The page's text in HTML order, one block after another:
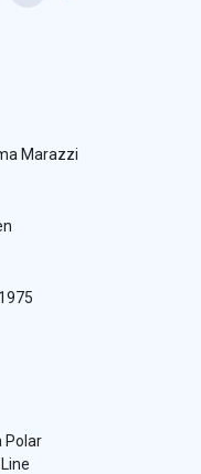
Marazzi
Polar